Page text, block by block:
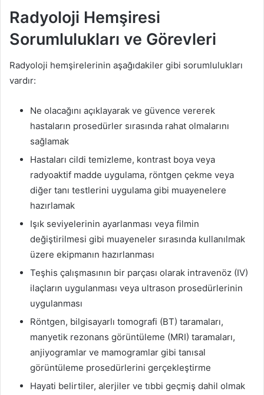
Radyoloji Hemşiresi
Sorumlulukları ve Görevleri
Radyoloji hemşirelerinin aşağıdakiler gibi sorumlulukları
vardır:
Ne olacağını açıklayarak ve güvence vererek
hastaların prosedürler sırasında rahat olmalarını
sağlamak
Hastaları cildi temizleme, kontrast boya veya
radyoaktif madde uygulama, röntgen çekme veya
diğer tanı testlerini uygulama gibi muayenelere
hazırlamak
Işık seviyelerinin ayarlanması veya filmin
değiştirilmesi gibi muayeneler sırasında kullanılmak
üzere ekipmanın hazırlanması
Teşhis çalışmasının bir parçası olarak intravenöz (IV)
ilaçların uygulanması veya ultrason prosedürlerinin
uygulanması
Röntgen, bilgisayarlı tomografi (BT) taramaları,
manyetik rezonans görüntüleme (MRI) taramaları,
anjiyogramlar ve mamogramlar gibi tanısal
görüntüleme prosedürlerini gerçekleştirme
Hayati belirtiler, alerjiler ve tıbbi geçmiş dahil olmak